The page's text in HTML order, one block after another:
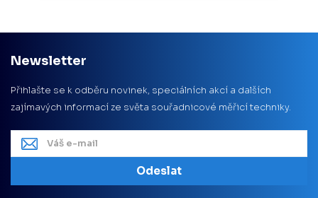
Newsletter
Přihlašte se k odběru novinek, speciálních akcí a dalších
zajímavých informací ze světa souřadnicové měřicí techniky.
Odeslat